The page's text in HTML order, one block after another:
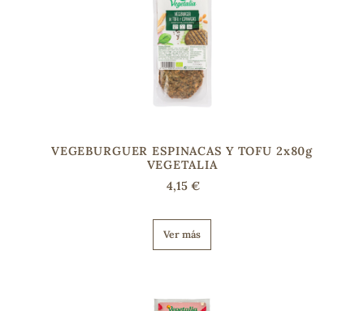
VEGEBURGUER ESPINACAS Y TOFU 2x80g
VEGETALIA
4,15 €
Ver más